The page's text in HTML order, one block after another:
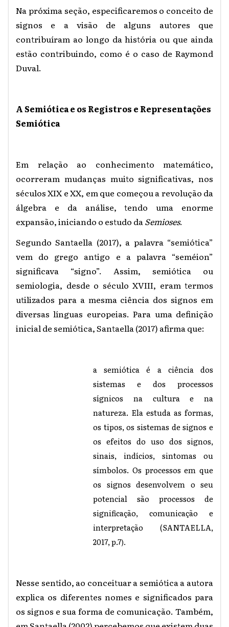
Na próxima seção, especificaremos o conceito de
signos e a visão de alguns autores que
contribuíram ao longo da história ou que ainda
estão contribuindo, como é o caso de Raymond
Duval.
A Semiótica e os Registros e Representações
Semiótica
Em relação ao conhecimento matemático,
ocorreram mudanças muito significativas, nos
séculos XIX e XX, em que começou a revolução da
álgebra e da análise, tendo uma enorme
expansão, iniciando o estudo daSemioses.
Segundo Santaella (2017), a palavra “semiótica”
vem do grego antigo e a palavra “seméion”
significava “signo”. Assim, semiótica ou
semiologia, desde o século XVIII, eram termos
utilizados para a mesma ciência dos signos em
diversas línguas europeias. Para uma definição
inicial de semiótica, Santaella (2017) afirma que:
a semiótica é a ciência dos
sistemas e dos processos
sígnicos na cultura e na
natureza. Ela estuda as formas,
os tipos, os sistemas de signos e
os efeitos do uso dos signos,
sinais, indícios, sintomas ou
símbolos. Os processos em que
os signos desenvolvem o seu
potencial são processos de
significação, comunicação e
interpretação (SANTAELLA,
2017, p.7).
Nesse sentido, ao conceituar a semiótica a autora
explica os diferentes nomes e significados para
os signos e sua forma de comunicação. Também,